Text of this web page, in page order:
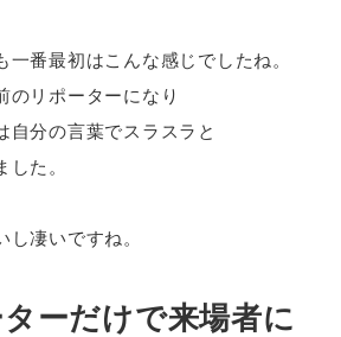
一番最初はこんな感じでしたね。
のリポーターになり
自分の言葉でスラスラと
た。
し凄いですね。
ーだけで来場者に